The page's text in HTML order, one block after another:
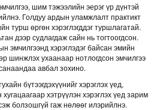
шим тэжээлийн эерэг үр дүнтэй
Голдуу ардын уламжлалт практикт
турш өргөн хэрэглэгддэг туршлагатай.
дээр судлагдаж сайн нь тогтоогдсон.
эмчилгээнд хэрэглэдэг байсан эмийн
шинжлэх ухаанаар нотлогдсон эмчилгээ
авбал зохино.
бүтээгдэхүүнийг хэрэглэх үед,
хэтрүүлэн хэрэглэх үед зарим
болзошгүй гаж нөлөөг илэрийлнэ.